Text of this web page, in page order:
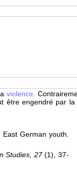
violence.
être engendré par la
German youth.
Studies, 27(1), 37-